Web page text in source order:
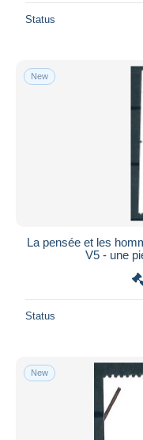
Seller's residence
Status
New
La pensée et les
V5 - une
Status
New